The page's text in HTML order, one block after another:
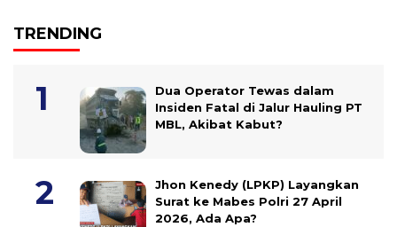
TRENDING
Dua Operator Tewas dalam
Insiden Fatal di Jalur Hauling PT
MBL, Akibat Kabut?
Jhon Kenedy (LPKP) Layangkan
Surat ke Mabes Polri 27 April
2026, Ada Apa?